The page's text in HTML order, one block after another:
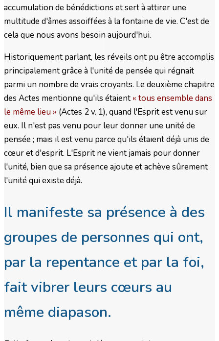
accumulation de bénédictions et sert à attirer une
multitude d'âmes assoiffées à la fontaine de vie. C'est de
cela que nous avons besoin aujourd'hui.
Historiquement parlant, les réveils ont pu être accomplis
principalement grâce à l'unité de pensée qui régnait
parmi un nombre de vrais croyants. Le deuxième chapitre
des Actes mentionne qu'ils étaient « tous ensemble dans
le même lieu » (Actes 2 v. 1), quand l'Esprit est venu sur
eux. Il n'est pas venu pour leur donner une unité de
pensée ; mais il est venu parce qu'ils étaient déjà unis de
cœur et d'esprit. L'Esprit ne vient jamais pour donner
l'unité, bien que sa présence ajoute et achève sûrement
l'unité qui existe déjà.
Il manifeste sa présence à des
groupes de personnes qui ont,
par la repentance et par la foi,
fait vibrer leurs cœurs au
même diapason.